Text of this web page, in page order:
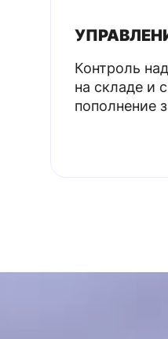
Контроль
на складе и
пополнение